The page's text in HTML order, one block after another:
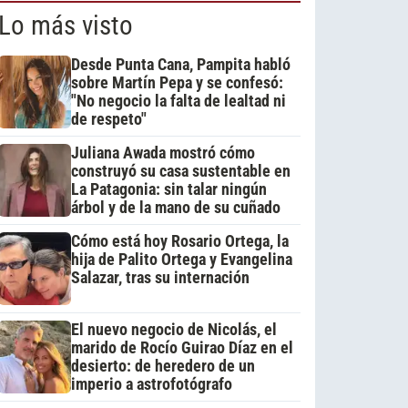
más visto
Desde Punta Cana, Pampita habló
sobre Martín Pepa y se confesó:
"No negocio la falta de lealtad ni
de respeto"
Juliana Awada mostró cómo
construyó su casa sustentable en
La Patagonia: sin talar ningún
árbol y de la mano de su cuñado
Cómo está hoy Rosario Ortega, la
hija de Palito Ortega y Evangelina
Salazar, tras su internación
El nuevo negocio de Nicolás, el
marido de Rocío Guirao Díaz en el
desierto: de heredero de un
imperio a astrofotógrafo